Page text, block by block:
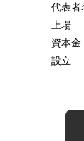
代表者
上場
資本金
設立